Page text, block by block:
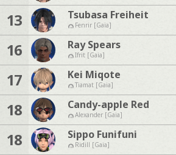
13 Tsubasa Freiheit
Fenrir [Gaia]
16 Ray Spears
Ifrit [Gaia]
17 Kei Miqote
Tiamat [Gaia]
18 Candy-apple Red
Alexander [Gaia]
18 Sippo Funifuni
Ridill [Gaia]